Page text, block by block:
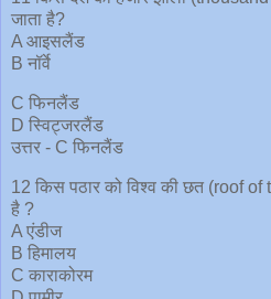
जाता है?
A आइसलैंड
B नॉर्वे
C फिनलैंड
D स्विट्जरलैंड
उत्तर - C फिनलैंड
12 किस पठार को विश्व की छत (roof
है ?
A एंडीज
B हिमालय
C काराकोरम